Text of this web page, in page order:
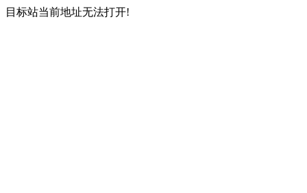
目标站当前地址无法打开!